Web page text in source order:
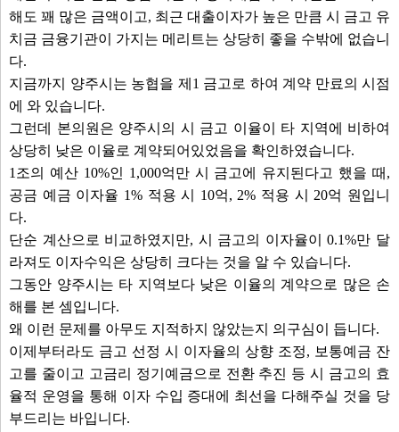
해도 꽤 많은 금액이고, 최근 대출이자가 높은 만큼 시 금고 유
치금 금융기관이 가지는 메리트는 상당히 좋을 수밖에 없습니
다.
지금까지 양주시는 농협을 제1 금고로 하여 계약 만료의 시점
에 와 있습니다.
그런데 본의원은 양주시의 시 금고 이율이 타 지역에 비하여
상당히 낮은 이율로 계약되어있었음을 확인하였습니다.
1조의 예산 10%인 1,000억만 시 금고에 유지된다고 했을 때,
공금 예금 이자율 1% 적용 시 10억, 2% 적용 시 20억 원입니
다.
단순 계산으로 비교하였지만, 시 금고의 이자율이 0.1%만 달
라져도 이자수익은 상당히 크다는 것을 알 수 있습니다.
그동안 양주시는 타 지역보다 낮은 이율의 계약으로 많은 손
해를 본 셈입니다.
왜 이런 문제를 아무도 지적하지 않았는지 의구심이 듭니다.
이제부터라도 금고 선정 시 이자율의 상향 조정, 보통예금 잔
고를 줄이고 고금리 정기예금으로 전환 추진 등 시 금고의 효
율적 운영을 통해 이자 수입 증대에 최선을 다해주실 것을 당
부드리는 바입니다.